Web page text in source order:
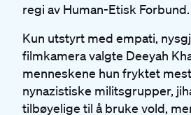
regi av Human-Etisk Forbund.
Kun utstyrt med empati,
filmkamera valgte Deeyah
menneskene hun fryktet
nynazistiske militsgrupper,
tilbøyelige til å bruke vold,